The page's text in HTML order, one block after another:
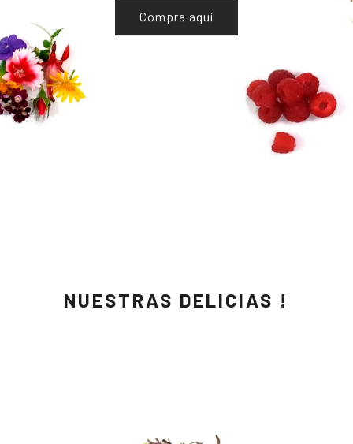
Compra aquí
NUESTRAS DELICIAS !